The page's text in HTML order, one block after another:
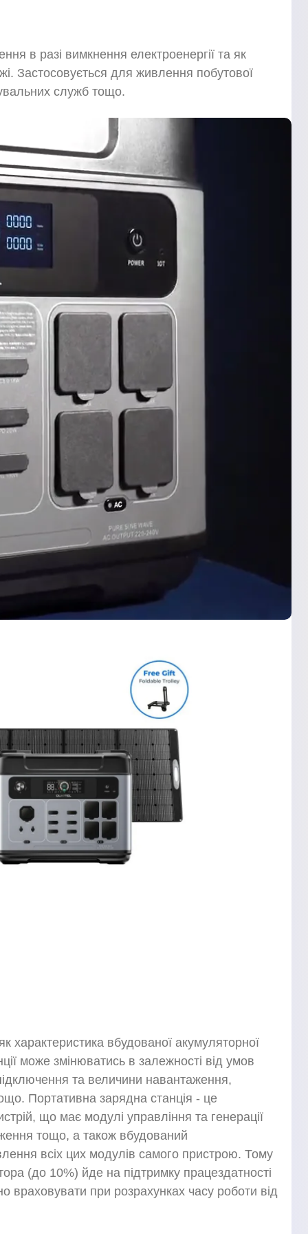
в разі вимкнення електроенергії та як
Застосовується для живлення побутової
служб тощо.
характеристика вбудованої акумуляторної
може змінюватись в залежності від умов
та величини навантаження,
Портативна зарядна станція - це
що має модулі управління та генерації
тощо, а також вбудований
всіх цих модулів самого пристрою. Тому
(до 10%) йде на підтримку працездатності
враховувати при розрахунках часу роботи від